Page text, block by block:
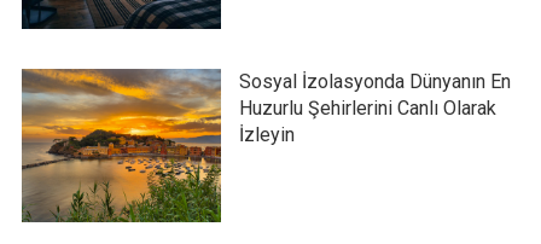
Sosyal İzolasyonda Dünyanın En
Huzurlu Şehirlerini Canlı Olarak
İzleyin